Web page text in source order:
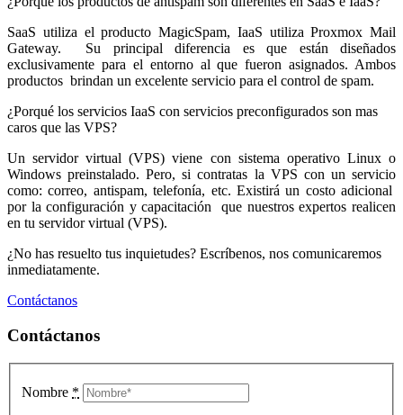
SaaS utiliza el producto MagicSpam, IaaS utiliza Proxmox Mail
Gateway. Su principal diferencia es que están diseñados
exclusivamente para el entorno al que fueron asignados. Ambos
productos brindan un excelente servicio para el control de spam.
¿Porqué los servicios IaaS con servicios preconfigurados son mas
caros que las VPS?
Un servidor virtual (VPS) viene con sistema operativo Linux o
Windows preinstalado. Pero, si contratas la VPS con un servicio
como: correo, antispam, telefonía, etc. Existirá un costo adicional
por la configuración y capacitación que nuestros expertos realicen
en tu servidor virtual (VPS).
¿No has resuelto tus inquietudes? Escríbenos, nos comunicaremos
inmediatamente.
Contáctanos
Contáctanos
Nombre *